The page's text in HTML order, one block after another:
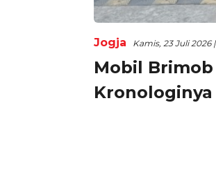
Jogja Kamis, 23 Juli 2026
Mobil
Kronologinya